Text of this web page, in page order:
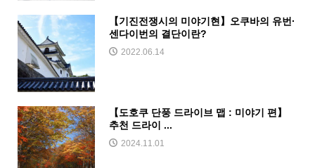
【기진전쟁시의 미야기현】오쿠바의 유번·
센다이번의 결단이란?
2022.06.14
【도호쿠 단풍 드라이브 맵 : 미야기 편】
추천 드라이 ...
2024.11.01